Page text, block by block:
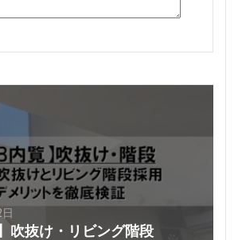
吹抜け・リビング階段